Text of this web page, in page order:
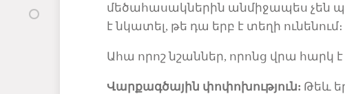
մեծահասակներին անմիջապես չեն
էնկատել, թե դա երբ է տեղի ունենում։
Ահա որոշ նշաններ, որոնց վրա հարկ է
Վարքագծային փոփոխություն: Թեև